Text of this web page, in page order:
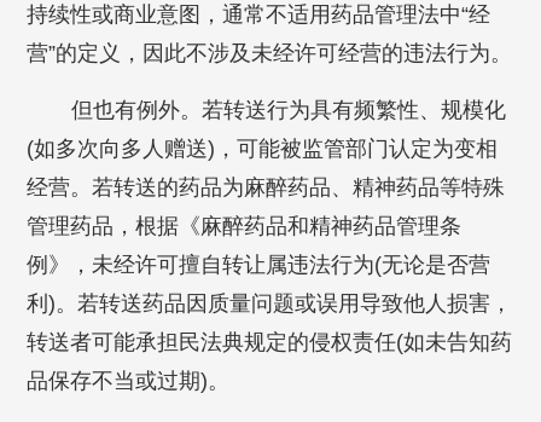
持续性或商业意图，通常不适用药品管理法中“经
营”的定义，因此不涉及未经许可经营的违法行为。
但也有例外。若转送行为具有频繁性、规模化
(如多次向多人赠送)，可能被监管部门认定为变相
经营。若转送的药品为麻醉药品、精神药品等特殊
管理药品，根据《麻醉药品和精神药品管理条
例》，未经许可擅自转让属违法行为(无论是否营
利)。若转送药品因质量问题或误用导致他人损害，
转送者可能承担民法典规定的侵权责任(如未告知药
品保存不当或过期)。